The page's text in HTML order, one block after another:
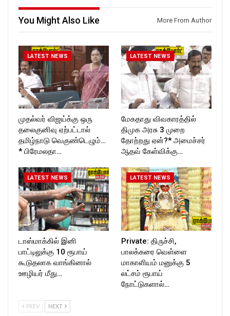
Follow us on:
https://twitter.com/ROCKFOR
T_TIMES
https://twitter.com/ROCKFOR
T_TIMES
You Might Also Like More From Author
LATEST NEWS
முதல்வர் விஜய்க்கு ஒரு
தலைகுனிவு ஏற்பட்டால்
தமிழ்நாடு வெகுண்டெழும்…
* பிரேமலதா…
LATEST NEWS
மேகதாது விவகாரத்தில்
திமுக அரசு 3 முறை
தோற்றது ஏன்?* அமைச்சர்
ஆதவ் கேள்விக்கு…
LATEST NEWS
டாஸ்மாக்கில் இனி
பாட்டிலுக்கு 10 ரூபாய்
கூடுதலாக வாங்கினால்
ஊழியர் மீது…
LATEST NEWS
Private: திருச்சி,
பாலக்கரை வெள்ளை
மாகாளியம் மனுக்கு 5
லட்சம் ரூபாய்
நோட்டுகளால்…
PREV NEXT